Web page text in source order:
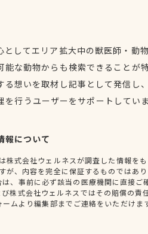
してエリア拡大中の獣医師・動
な動物からも検索できることが
る想いを取材し記事として発信し
を行うユーザーをサポートしてい
報について
株式会社ウェルネスが調査した情報を
が、内容を完全に保証するものではあ
、事前に必ず該当の医療機関に直接ご
株式会社ウェルネスではその賠償の責
ムより編集部までご連絡をいただけま